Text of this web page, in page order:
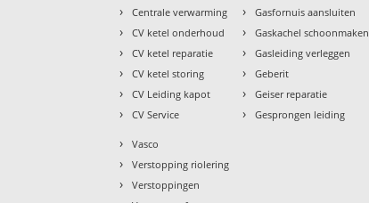
› Centrale verwarming
› CV ketel onderhoud
› CV ketel reparatie
› CV ketel storing
› CV Leiding kapot
› CV Service
› Gasfornuis aansluiten
› Gaskachel schoonmaken
› Gasleiding verleggen
› Geberit
› Geiser reparatie
› Gesprongen leiding
› Vasco
› Verstopping riolering
› Verstoppingen